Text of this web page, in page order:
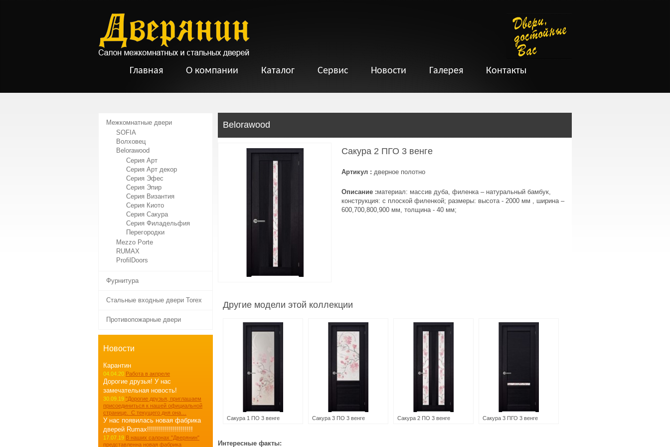
Главная О компании Каталог Сервис Новости Галерея Контакты
Belorawood
Сакура 2 ПГО 3 венге
Артикул : дверное полотно
Описание :материал: массив дуба, филенка – натуральный бамбук,
конструкция: с плоской филенкой; размеры: высота - 2000 мм , ширина –
600,700,800,900 мм, толщина - 40 мм;
Другие модели этой коллекции
Сакура 1 ПО 3 венге Сакура 3 ПО 3 венге Сакура 2 ПО 3 венге Сакура 3 ПГО 3 венге
Интересные факты:
Межкомнатные двери
SOFIA
Волховец
Belorawood
Серия Арт
Серия Арт декор
Серия Эфес
Серия Эпир
Серия Византия
Серия Киото
Серия Сакура
Серия Филадельфия
Перегородки
Mezzo Porte
RUMAX
ProfilDoors
Фурнитура
Стальные входные двери Torex
Противопожарные двери
Новости
Карантин
04.04.20 Работа в акпреле
Дорогие друзья! У нас
замечательная новость!
30.09.19 "Дорогие друзья, приглашаем
присоединиться к нашей официальной
странице. С текущего дня она…
У нас появилась новая фабрика
дверей Rumax!!!!!!!!!!!!!!!!!!!!!!!
17.07.19 В наших салонах "Дверянин"
представленна новая фабрика